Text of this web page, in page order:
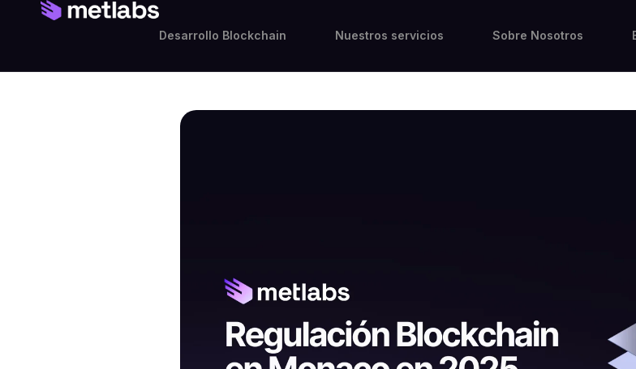
Desarrollo Blockchain Nuestros servicios Sobre Nosotros